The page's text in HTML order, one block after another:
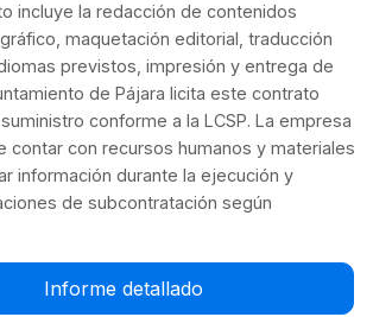
incluye la redacción de contenidos
maquetación editorial, traducción
previstos, impresión y entrega de
de Pájara licita este contrato
conforme a la LCSP. La empresa
contar con recursos humanos y materiales
información durante la ejecución y
de subcontratación según
Informe detallado